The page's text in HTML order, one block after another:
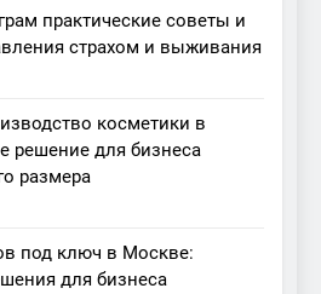
практические советы и
страхом и выживания
косметики в
решение для бизнеса
размера
под ключ в Москве:
для бизнеса